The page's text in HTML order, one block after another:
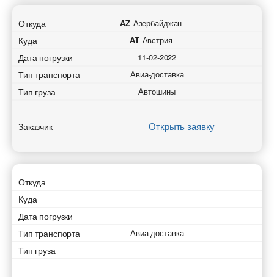
Откуда AZ Азербайджан
Куда AT Австрия
Дата погрузки 11-02-2022
Тип транспорта Авиа-доставка
Тип груза Автошины
Заказчик Открыть заявку
Откуда
Куда
Дата погрузки
Тип транспорта
Авиа-доставка
Тип груза